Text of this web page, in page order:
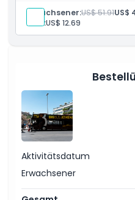
beleuchteten Monumente
mehrsprachigen
und Live-Streckenupdates
Sightseeing-Abenteuer.
Erwachsener:US$ 51.91US$
Kind:US$ 12.69
Aktivitätsdatum
Erwachsener